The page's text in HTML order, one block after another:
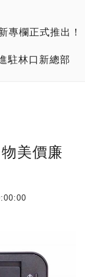
專欄正式推出！
駐林口新總部
美價廉